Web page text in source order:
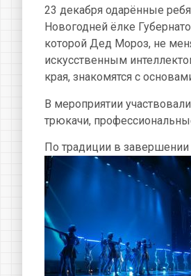
23 декабря одарённые
Новогодней ёлке
которой Дед Мороз, не
искусственным
края, знакомятся с
В мероприятии
трюкачи,
По традиции в завершении